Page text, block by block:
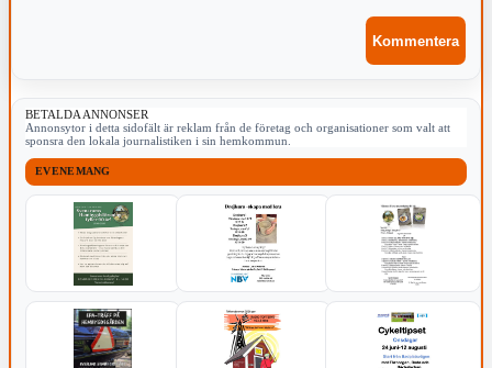
BETALDA ANNONSER
Annonsytor i detta sidofält är reklam från de företag och organisationer som valt att
sponsra den lokala journalistiken i sin hemkommun.
EVENEMANG